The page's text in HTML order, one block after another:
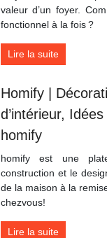
valeur d’un foyer.
fonctionnel à la fois ?
Lire la suite
Homify |
d’intérieur,
homify
homify est une
construction et le
de la maison à la
chezvous!
Lire la suite